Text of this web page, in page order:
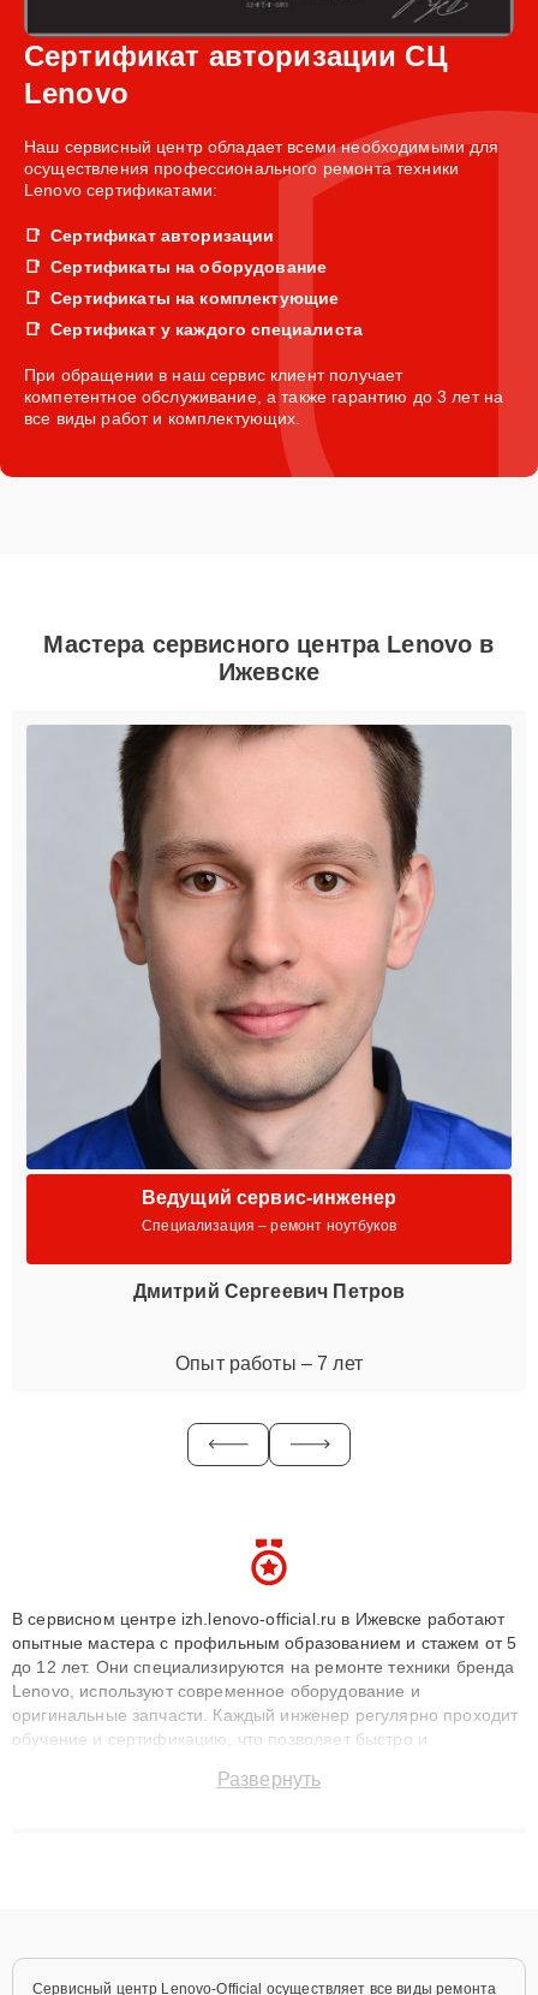
Сертификат авторизации СЦ
Lenovo
Наш сервисный центр обладает всеми необходимыми для
осуществления профессионального ремонта техники
Lenovo сертификатами:
Сертификат авторизации
Сертификаты на оборудование
Сертификаты на комплектующие
Сертификат у каждого специалиста
При обращении в наш сервис клиент получает
компетентное обслуживание, а также гарантию до 3 лет на
все виды работ и комплектующих.
Мастера сервисного центра Lenovo в
Ижевске
Ведущий сервис-инженер
Специализация – ремонт ноутбуков
Дмитрий Сергеевич Петров
Опыт работы – 7 лет
В сервисном центре izh.lenovo-official.ru в Ижевске работают
опытные мастера с профильным образованием и стажем от 5
до 12 лет. Они специализируются на ремонте техники бренда
Lenovo, используют современное оборудование и
оригинальные запчасти. Каждый инженер регулярно проходит
обучение и сертификацию, что позволяет быстро и
сохранением гарантии до 3 лет. Наши мастера решают
Развернуть
Сервисный центр Lenovo-Official осуществляет все виды ремонта